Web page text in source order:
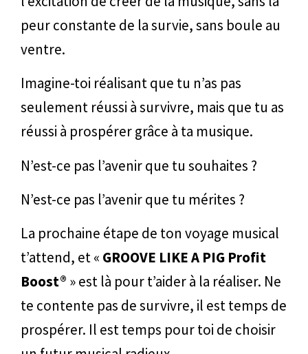
peur constante de la survie, sans boule au
ventre.
Imagine-toi réalisant que tu n’as pas
seulement réussi à survivre, mais que tu as
réussi à prospérer grâce à ta musique.
N’est-ce pas l’avenir que tu souhaites ?
N’est-ce pas l’avenir que tu mérites ?
La prochaine étape de ton voyage musical
t’attend, et « GROOVE LIKE A PIG Profit
Boost® » est là pour t’aider à la réaliser. Ne
te contente pas de survivre, il est temps de
prospérer. Il est temps pour toi de choisir